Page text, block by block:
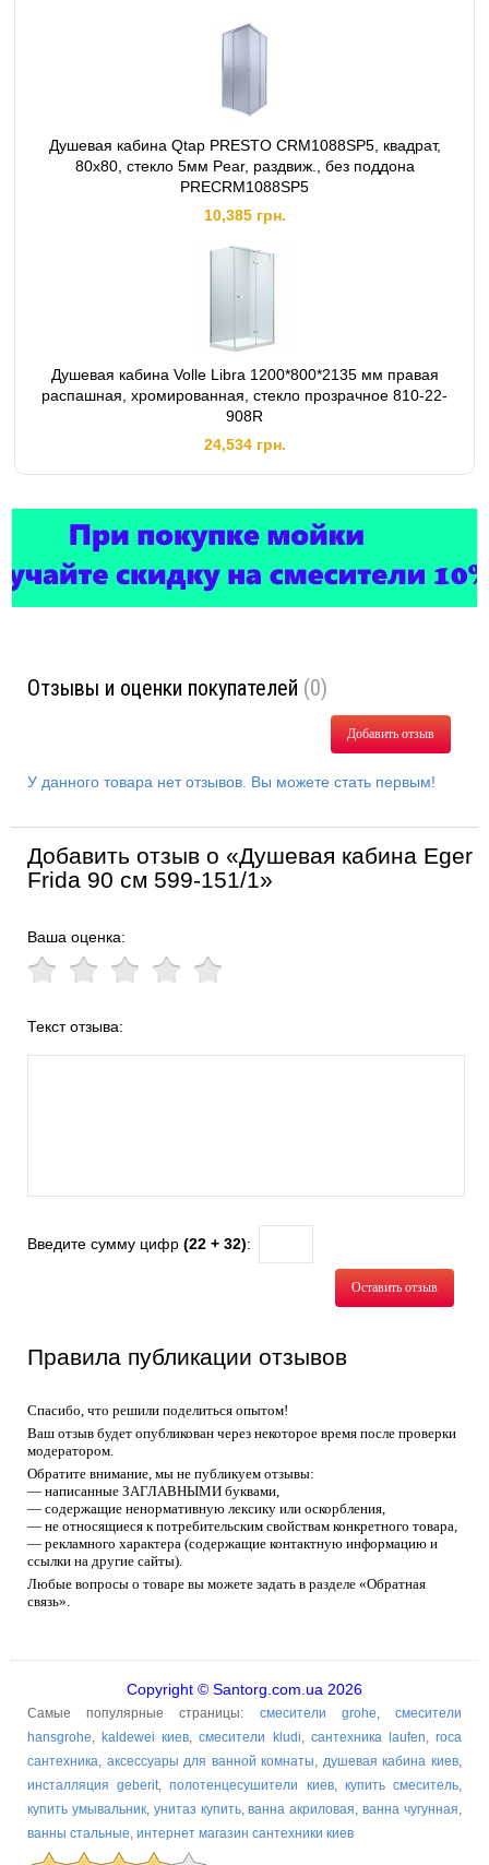
Душевая кабина Qtap PRESTO CRM1088SP5, квадрат,
80x80, стекло 5мм Pear, раздвиж., без поддона
PRECRM1088SP5
10,385 грн.
Душевая кабина Volle Libra 1200*800*2135 мм правая
распашная, хромированная, стекло прозрачное 810-22-
908R
24,534 грн.
Отзывы и оценки покупателей (0)
Добавить отзыв
У данного товара нет отзывов. Вы можете стать первым!
Добавить отзыв о «Душевая кабина Eger
Frida 90 см 599-151/1»
Ваша оценка:
Текст отзыва:
Введите сумму цифр (22 + 32):
Оставить отзыв
Правила публикации отзывов
Спасибо, что решили поделиться опытом!
Ваш отзыв будет опубликован через некоторое время после проверки
модератором.
Обратите внимание, мы не публикуем отзывы:
— написанные ЗАГЛАВНЫМИ буквами,
— содержащие ненормативную лексику или оскорбления,
— не относящиеся к потребительским свойствам конкретного товара,
— рекламного характера (содержащие контактную информацию и
ссылки на другие сайты).
Любые вопросы о товаре вы можете задать в разделе «Обратная
связь».
Copyright © Santorg.com.ua 2026
Самые популярные страницы: смесители grohe,смесители
hansgrohe, kaldewei киев,смесители kludi, сантехника laufen,roca
сантехника, аксессуары для ванной комнаты, душевая кабина киев,
инсталляция geberit,полотенцесушители киев, купить смеситель,
купить умывальник, унитаз купить,ванна акриловая,ванна чугунная,
ванны стальные, интернет магазин сантехники киев